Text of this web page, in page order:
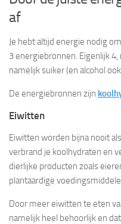
af
Je hebt altijd energie nodig
3 energiebronnen. Eigenlijk
namelijk suiker (en alcohol
De energiebronnen zijn
Eiwitten
Eiwitten worden bijna nooit
verbrand je koolhydraten en
dierlijke producten zoals
plantaardige
Door meer eiwitten te eten
namelijk heel behoorlijk en